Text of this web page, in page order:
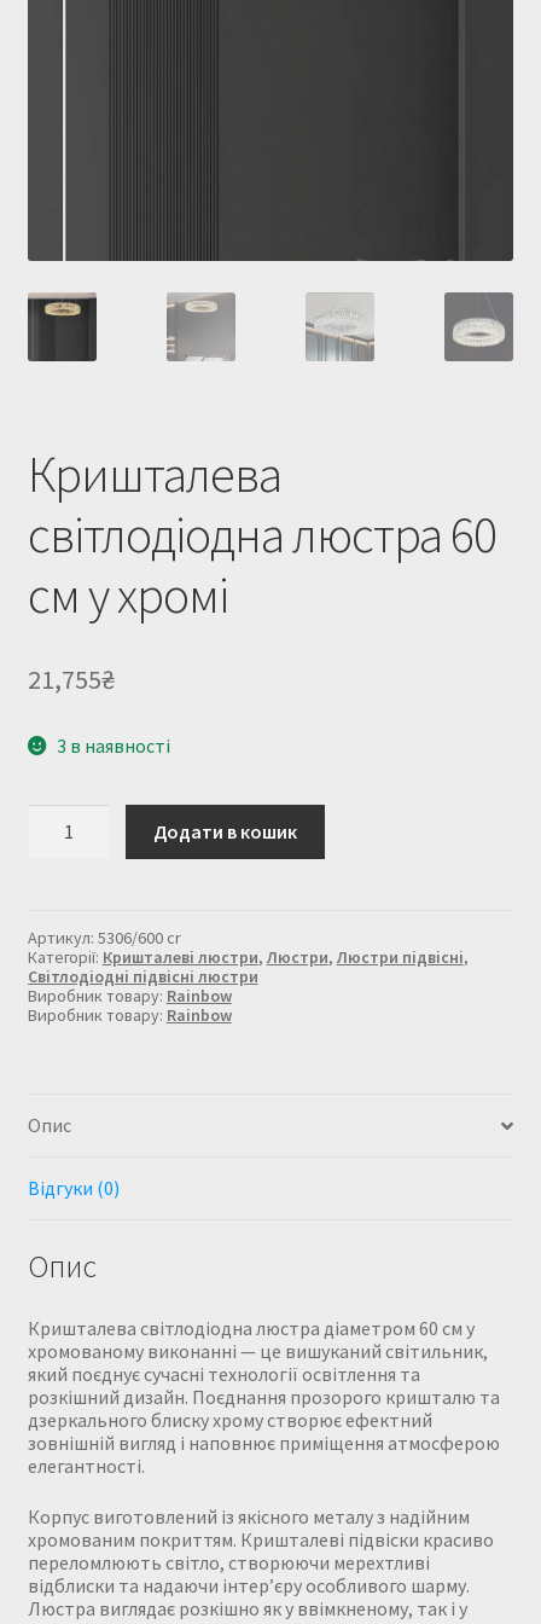
Розрахунок та доставка
Усi люстри
Кришталева
світлодіодна люстра 60
см у хромі
21,755₴
3 в наявності
Кришталева
світлодіодна
у
хромі
кількість
Додати в кошик
Артикул: 5306/600 cr
Категорії: Кришталеві люстри, Люстри, Люстри підвісні,
Світлодіодні підвісні люстри
Виробник товару: Rainbow
Виробник товару: Rainbow
Опис
Відгуки (0)
Опис
Кришталева світлодіодна люстра діаметром 60 см у
хромованому виконанні — це вишуканий світильник,
який поєднує сучасні технології освітлення та
розкішний дизайн. Поєднання прозорого кришталю та
дзеркального блиску хрому створює ефектний
зовнішній вигляд і наповнює приміщення атмосферою
елегантності.
Корпус виготовлений із якісного металу з надійним
хромованим покриттям. Кришталеві підвіски красиво
переломлюють світло, створюючи мерехтливі
відблиски та надаючи інтер’єру особливого шарму.
Люстра виглядає розкішно як у ввімкненому, так і у